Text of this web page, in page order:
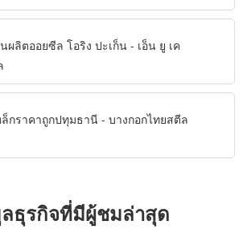
ผลิตออยซีล โอริง ปะเก็น - เอ็น ยู เค
กราคาถูกปทุมธานี - บางกอกไทยสตีล
ธุรกิจที่มีผู้ชมล่าสุด